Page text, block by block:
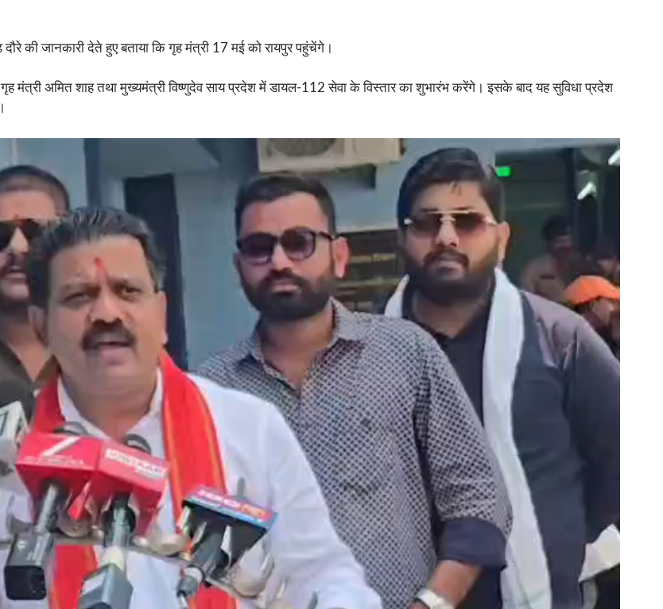
की जानकारी देते हुए बताया कि गृह मंत्री 17 मई को रायपुर पहुंचेंगे।
मंत्री अमित शाह तथा मुख्यमंत्री विष्णुदेव साय प्रदेश में डायल-112 सेवा के विस्तार का शुभारंभ करेंगे। इसके बाद यह सुविधा प्रदेश